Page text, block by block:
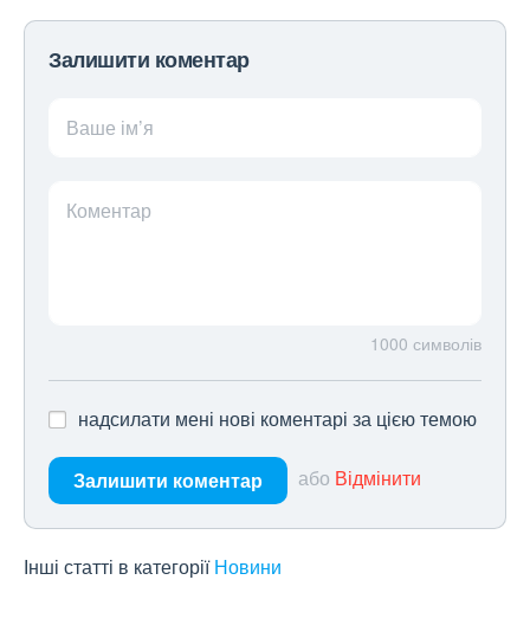
Залишити коментар
Ваше ім’я
Коментар
1000 символів
надсилати мені нові коментарі за цією темою
Залишити коментар або Відмінити
Інші статті в категорії Новини